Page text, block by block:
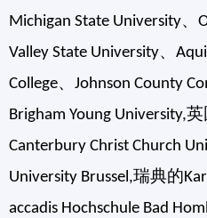
Michigan State University、
Valley State University、
College、 Johnson County
Brigham Young University,英
Canterbury Christ Church
University Brussel,瑞典的
accadis Hochschule Bad